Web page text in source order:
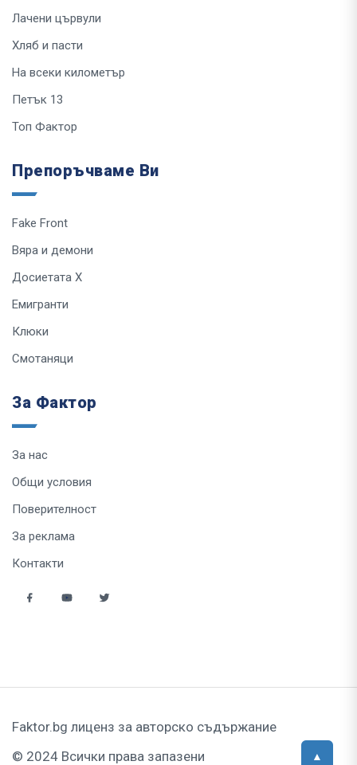
Лачени цървули
Хляб и пасти
На всеки километър
Петък 13
Топ Фактор
Препоръчваме Ви
Fake Front
Вяра и демони
Досиетата Х
Емигранти
Клюки
Смотаняци
За Фактор
За нас
Общи условия
Поверителност
За реклама
Контакти
Faktor.bg лиценз за авторско съдържание
© 2024 Всички права запазени